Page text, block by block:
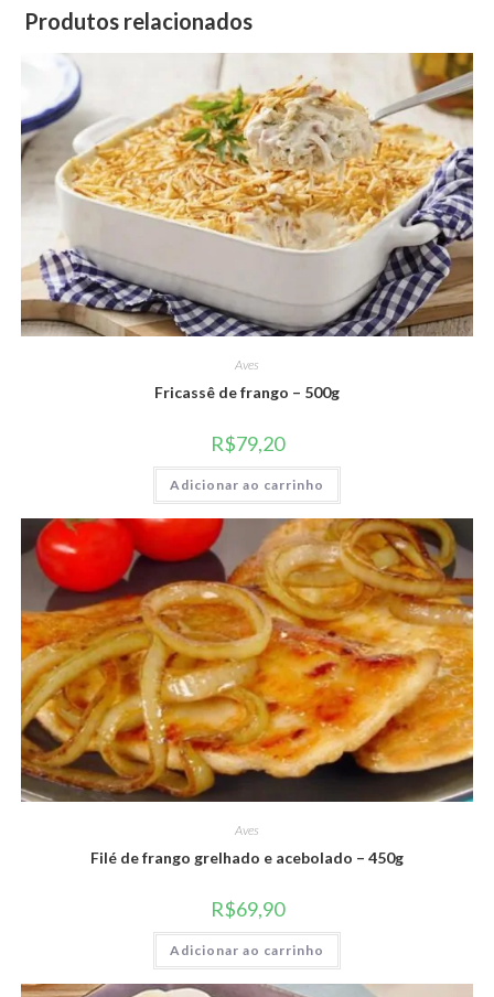
Produtos relacionados
Aves
Fricassê de frango – 500g
R$79,20
Adicionar ao carrinho
Aves
Filé de frango grelhado e acebolado – 450g
R$69,90
Adicionar ao carrinho